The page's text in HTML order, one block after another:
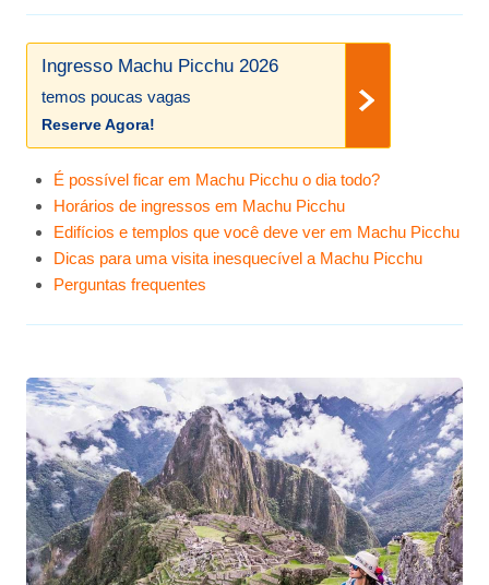
Ingresso Machu Picchu 2026
temos poucas vagas
Reserve Agora!
É possível ficar em Machu Picchu o dia todo?
Horários de ingressos em Machu Picchu
Edifícios e templos que você deve ver em Machu Picchu
Dicas para uma visita inesquecível a Machu Picchu
Perguntas frequentes